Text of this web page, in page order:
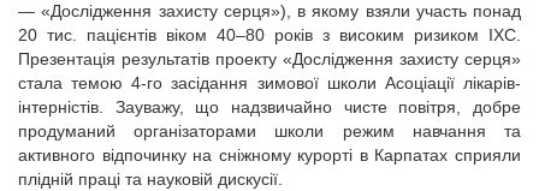
— «Дослідження захисту серця»), в якому взяли участь понад
20 тис. пацієнтів віком 40–80 років з високим ризиком ІХС.
Презентація результатів проекту «Дослідження захисту серця»
стала темою 4-го засідання зимової школи Асоціації лікарів-
інтерністів. Зауважу, що надзвичайно чисте повітря, добре
продуманий організаторами школи режим навчання та
активного відпочинку на сніжному курорті в Карпатах сприяли
плідній праці та науковій дискусії.